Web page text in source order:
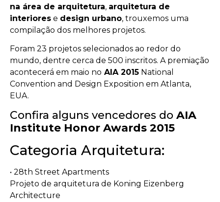
na área de arquitetura, arquitetura de
interiores e design urbano, trouxemos uma
compilação dos melhores projetos.
Foram 23 projetos selecionados ao redor do
mundo, dentre cerca de 500 inscritos. A premiação
acontecerá em maio no AIA 2015 National
Convention and Design Exposition em Atlanta,
EUA.
Confira alguns vencedores do AIA
Institute Honor Awards 2015
Categoria Arquitetura:
• 28th Street Apartments
Projeto de arquitetura de Koning Eizenberg
Architecture